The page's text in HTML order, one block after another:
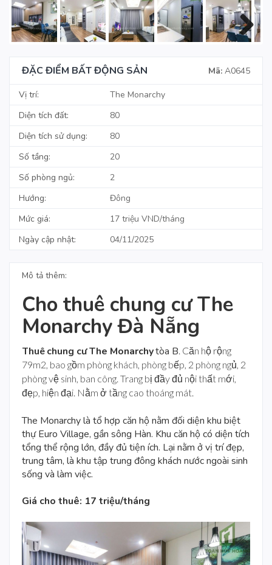
ĐẶC ĐIỂM BẤT ĐỘNG SẢN Mã: A0645
Vị trí:
The Monarchy
Diện tích đất:
80
Diện tích sử dụng:
80
Số tầng:
20
Số phòng ngủ:
2
Hướng:
Đông
Mức giá:
17 triệu VND/tháng
Ngày cập nhật:
04/11/2025
Mô tả thêm:
Cho thuê chung cư The
Monarchy Đà Nẵng
Thuê chung cư The Monarchytòa B. Căn hộ rộng
79m2, bao gồm phòng khách, phòng bếp, 2 phòng ngủ, 2
phòng vệ sinh, ban công. Trang bị đầy đủ nội thất mới,
đẹp, hiện đại. Nằm ở tầng cao thoáng mát.
The Monarchylà tổ hợp căn hộnằm đối diện khu biệt
thự Euro Village, gần sông Hàn. Khu căn hộ có diện tích
tổng thể rộng lớn, đầy đủ tiện ích. Lại nằm ở vị trí đẹp,
trung tâm, là khu tập trung đông khách nước ngoài sinh
sống và làm việc.
Giá cho thuê: 17 triệu/tháng